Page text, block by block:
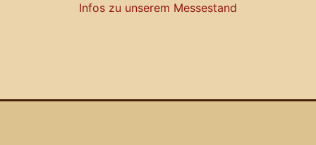
Infos zu unserem Messestand